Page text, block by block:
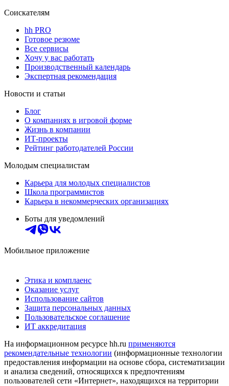
Соискателям
hh PRO
Готовое резюме
Все сервисы
Хочу у вас работать
Производственный календарь
Экспертная рекомендация
Новости и статьи
Блог
О компаниях в игровой форме
Жизнь в компании
ИТ-проекты
Рейтинг работодателей России
Молодым специалистам
Карьера для молодых специалистов
Школа программистов
Карьера в некоммерческих организациях
Боты для уведомлений
Мобильное приложение
Этика и комплаенс
Оказание услуг
Использование сайтов
Защита персональных данных
Пользовательское соглашение
ИТ аккредитация
На информационном ресурсе hh.ru применяются
рекомендательные технологии (информационные технологии
предоставления информации на основе сбора, систематизации
и анализа сведений, относящихся к предпочтениям
пользователей сети «Интернет», находящихся на территории